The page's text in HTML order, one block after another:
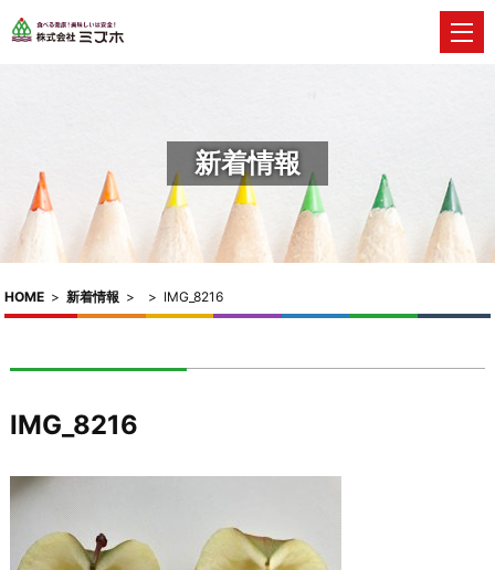
新着情報
HOME > 新着情報 > > IMG_8216
IMG_8216